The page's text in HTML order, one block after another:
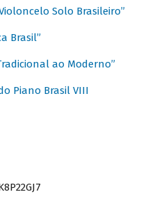
Solo Brasileiro”
Brasil”
ao Moderno”
Piano Brasil VIII